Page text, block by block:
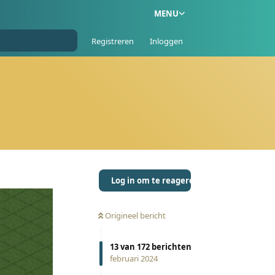
MENU
Registreren Inloggen
Log in om te reageren
Origineel bericht
13van 172 berichten
februari 2024